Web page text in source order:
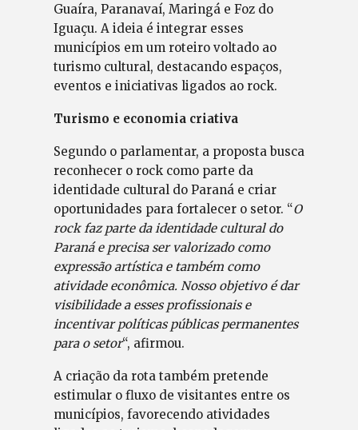
Guaíra, Paranavaí, Maringá e Foz do
Iguaçu. A ideia é integrar esses
municípios em um roteiro voltado ao
turismo cultural, destacando espaços,
eventos e iniciativas ligados ao rock.
Turismo e economia criativa
Segundo o parlamentar, a proposta busca
reconhecer o rock como parte da
identidade cultural do Paraná e criar
oportunidades para fortalecer o setor. “O
rock faz parte da identidade cultural do
Paraná e precisa ser valorizado como
expressão artística e também como
atividade econômica. Nosso objetivo é dar
visibilidade a esses profissionais e
incentivar políticas públicas permanentes
para o setor“, afirmou.
A criação da rota também pretende
estimular o fluxo de visitantes entre os
municípios, favorecendo atividades